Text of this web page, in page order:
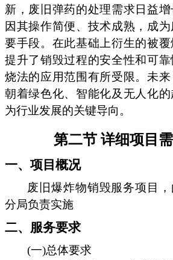
新，废旧弹药的处理需求日益
因其操作简便、技术成熟，成
要手段。在此基础上衍生的被
提升了销毁过程的安全性和可
烧法的应用范围有所受限。未
朝着绿色化、智能化及无人化
为行业发展的关键导向。
第二节 详细项目
一、项目概况
废旧爆炸物销毁服务项目
分局负责实施
二、服务要求
(一)总体要求